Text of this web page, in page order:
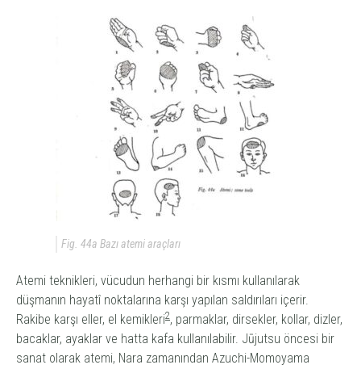
Fig. 44a Bazı atemi araçları
Atemi teknikleri, vücudun herhangi bir kısmı kullanılarak
düşmanın hayatî noktalarına karşı yapılan saldırıları içerir.
Rakibe karşı eller, el kemikleri2, parmaklar, dirsekler, kollar, dizler,
bacaklar, ayaklar ve hatta kafa kullanılabilir. Jūjutsu öncesi bir
sanat olarak atemi, Nara zamanından Azuchi-Momoyama